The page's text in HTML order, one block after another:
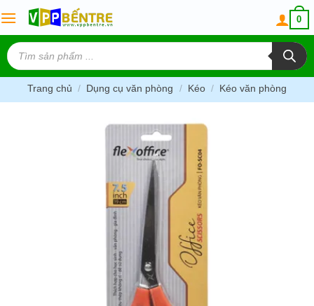
to
content
0
Tìm
kiếm
sản
phẩm
Trang chủ / Dụng cụ văn phòng / Kéo / Kéo văn phòng